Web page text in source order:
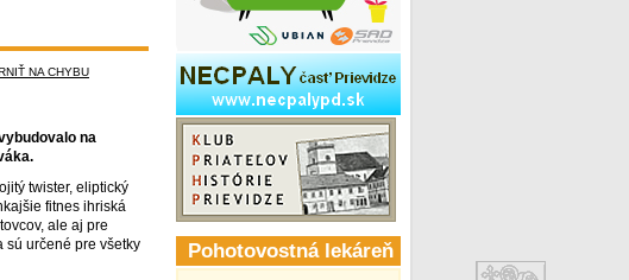
NA CHYBU
na
twister, eliptický
fitnes ihriská
ale aj pre
sú určené pre všetky
Pohotovostná lekáreň